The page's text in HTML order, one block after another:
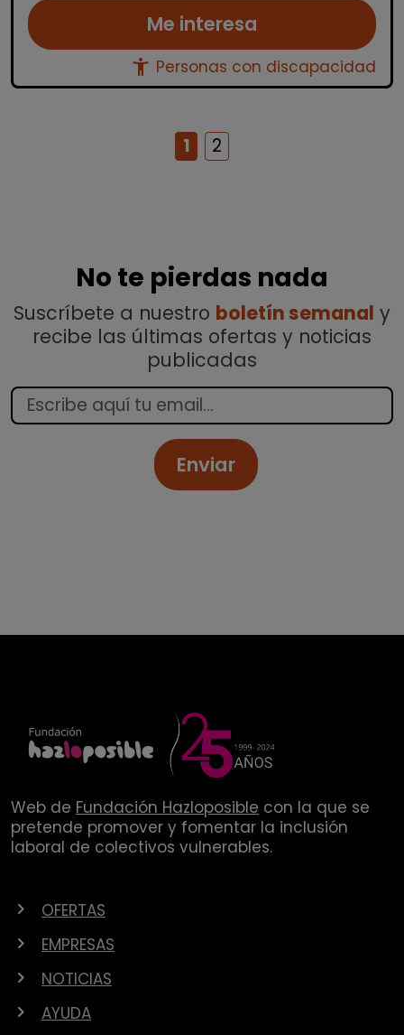
Me interesa
accessibility_new Personas con discapacidad
1 2
No te pierdas nada
Suscríbete a nuestro boletín semanal y
recibe las últimas ofertas y noticias
publicadas
Enviar
Web de Fundación Hazloposible con la que se
pretende promover y fomentar la inclusión
laboral de colectivos vulnerables.
OFERTAS
EMPRESAS
NOTICIAS
AYUDA